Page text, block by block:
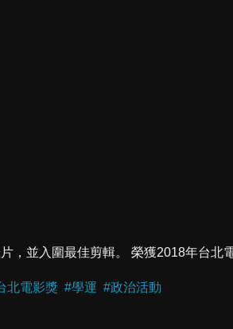
，並入圍最佳剪輯。 榮獲2018年台北
北電影獎 #學運 #政治活動